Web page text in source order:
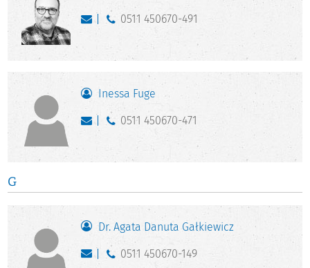
0511 450670-491
Inessa Fuge
0511 450670-471
G
Dr. Agata Danuta Gałkiewicz
0511 450670-149